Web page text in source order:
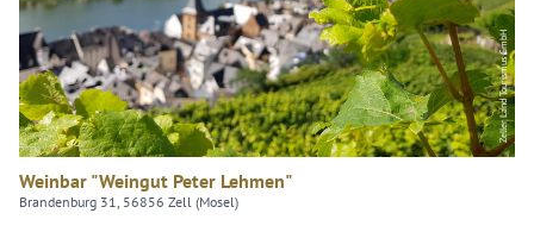
Zeller Land Tourismus GmbH
Weinbar "Weingut Peter Lehmen"
Brandenburg 31, 56856 Zell (Mosel)